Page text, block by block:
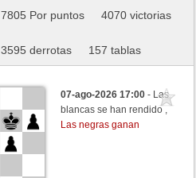
7805 Por puntos 4070 victorias
3595 derrotas 157 tablas
07-ago-2026 17:00- Las
blancas se han rendido ,
Las negras ganan